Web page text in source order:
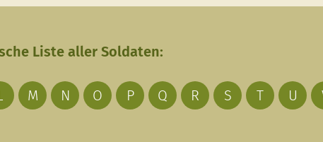
Liste aller Soldaten:
M N O P Q R S T U